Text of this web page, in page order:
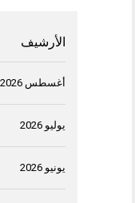
الأرشيف
أغسطس 2026
يوليو 2026
يونيو 2026